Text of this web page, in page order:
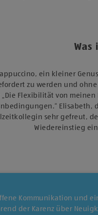
Was
ein kleiner
zu werden und
„Die Flexibilität von
Elisabeth,
sehr gefreut,
Wiedereinstieg
offene Kommunikation und
der Karenz über